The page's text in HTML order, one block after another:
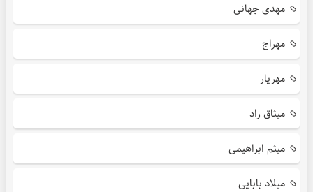
مهدی جهانی
مهراج
مهریار
میثاق راد
میثم ابراهیمی
میلاد بابایی